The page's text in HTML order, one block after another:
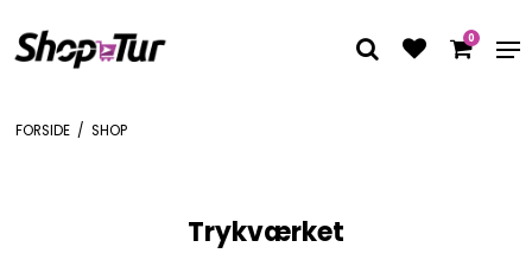
0
FORSIDE / SHOP
Trykværket